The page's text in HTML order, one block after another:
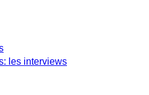
les interviews